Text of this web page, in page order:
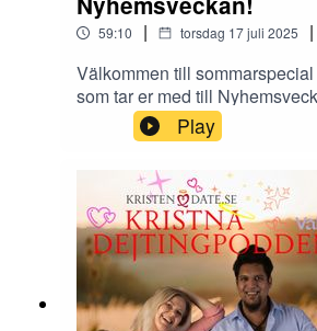
att även den behöver manual,
nåd i reserv. ❤️
59:10 | torsdag 17 juli 2025 |
Välkommen till
som tar er med till
med Nina, Peppe och Andréas
lite mera Kazaam på de kristna
sommarkonferenserna. Ni får
då programledarna träffar
att snacka om hemligheterna
lyckligt äktenskap samt vad vi
hans kommande album och
Play